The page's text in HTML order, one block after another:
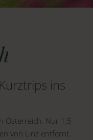
ins
Österreich. Nur 1,5
von Linz entfernt.